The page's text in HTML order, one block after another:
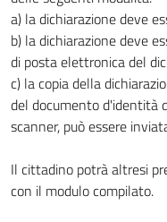
a) la dichiarazione deve
b) la dichiarazione deve
di posta elettronica del
c) la copia della
del documento d'identità
scanner, può essere
Il cittadino potrà altresi
con il modulo compilato.